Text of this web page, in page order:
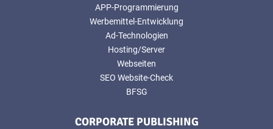
APP-Programmierung
Werbemittel-Entwicklung
Ad-Technologien
Hosting/Server
Webseiten
SEO Website-Check
BFSG
CORPORATE PUBLISHING